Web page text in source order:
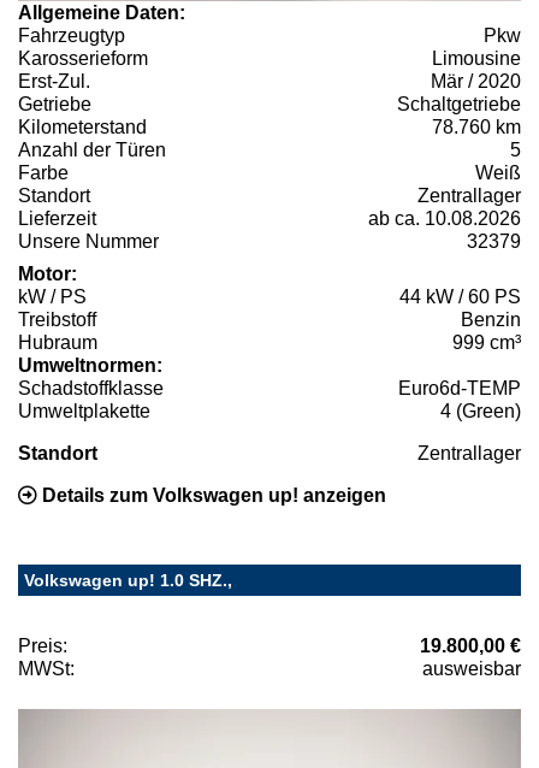
Allgemeine Daten:
Fahrzeugtyp
Pkw
Karosserieform
Limousine
Erst-Zul.
Mär / 2020
Getriebe
Schaltgetriebe
Kilometerstand
78.760 km
Anzahl der Türen
5
Farbe
Weiß
Standort
Zentrallager
Lieferzeit
ab ca. 10.08.2026
Unsere Nummer
32379
Motor:
kW / PS
44 kW / 60 PS
Treibstoff
Benzin
Hubraum
999 cm³
Umweltnormen:
Schadstoffklasse
Euro6d-TEMP
Umweltplakette
4 (Green)
Standort Zentrallager
Details zum Volkswagen up! anzeigen
Volkswagen up! 1.0 SHZ.,
Preis:
19.800,00 €
MWSt:
ausweisbar